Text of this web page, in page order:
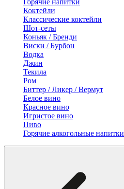
Горячие напитки
Коктейли
Классические коктейли
Шот-сеты
Коньяк / Бренди
Виски / Бурбон
Водка
Джин
Текила
Ром
Биттер / Ликер / Вермут
Белое вино
Красное вино
Игристое вино
Пиво
Горячие алкогольные напитки